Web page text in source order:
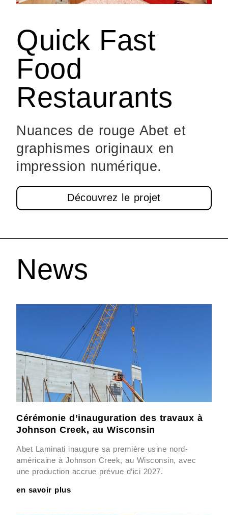
Quick Fast
Food
Restaurants
Nuances de rouge Abet et
graphismes originaux en
impression numérique.
Découvrez le projet
News
Cérémonie d’inauguration des travaux à
Johnson Creek, au Wisconsin
Abet Laminati inaugure sa première usine nord-
américaine à Johnson Creek, au Wisconsin, avec
une production accrue prévue d’ici 2027.
en savoir plus